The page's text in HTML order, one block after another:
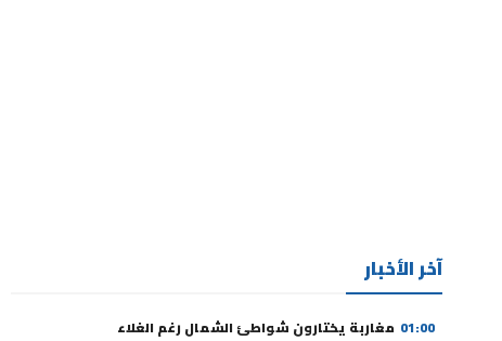
آخر الأخبار
01:00 مغاربة يختارون شواطئ الشمال رغم الغلاء